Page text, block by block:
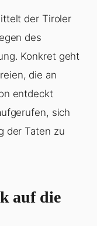
der Tiroler
des
Konkret geht
die an
entdeckt
sich
der Taten zu
auf die